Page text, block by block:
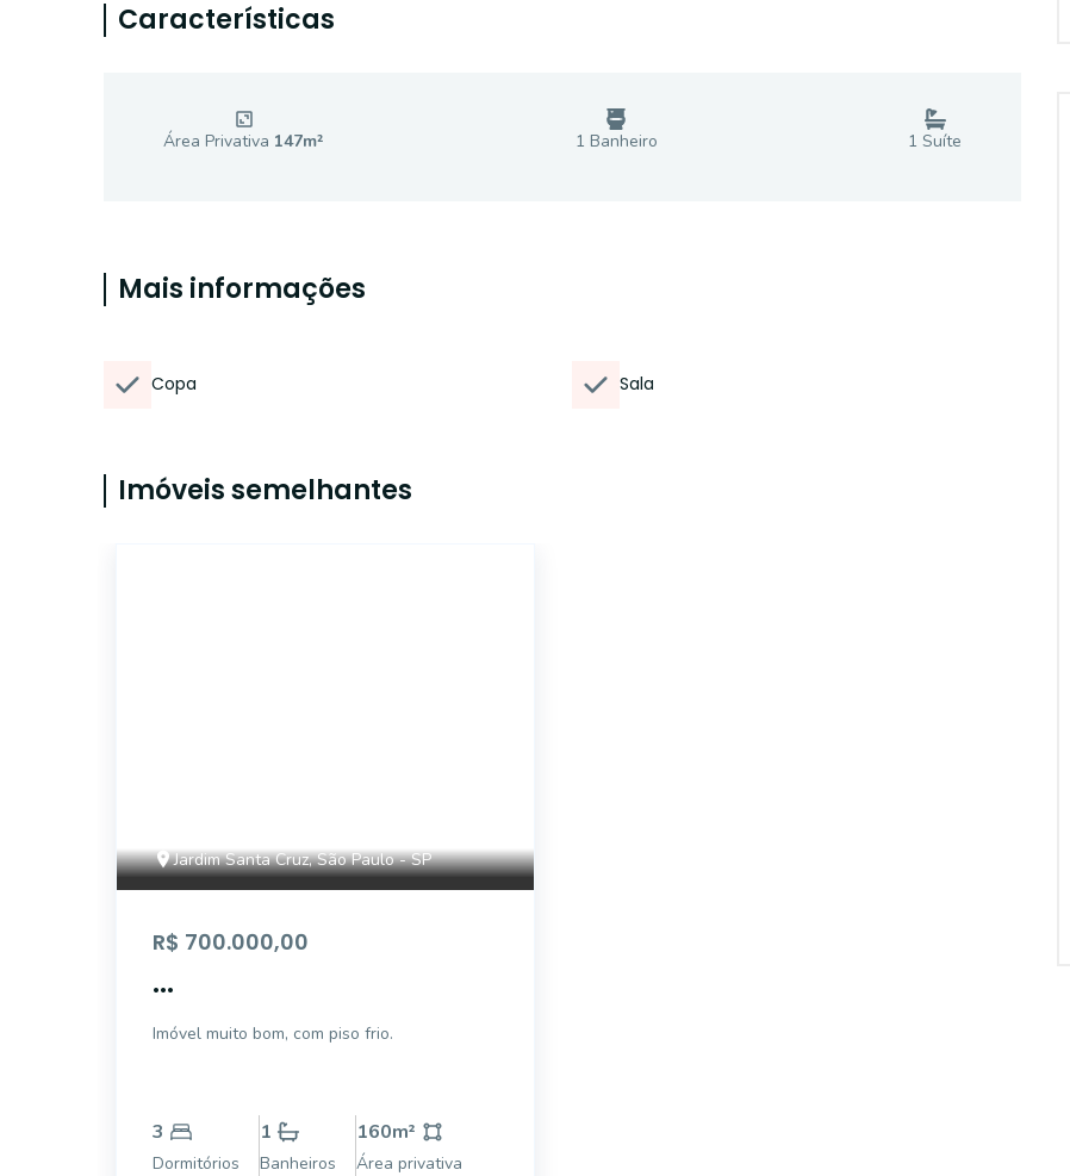
Características
Área Privativa 147m² 1 Banheiro 1 Suíte
Mais informações
Copa Sala
Imóveis semelhantes
Jardim Santa Cruz, São Paulo - SP
R$ 700.000,00
...
Imóvel muito bom, com piso frio.
3
Dormitórios
1
Banheiros
160m²
Área privativa